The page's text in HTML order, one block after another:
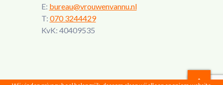
E: bureau@vrouwenvannu.nl
T: 070 3244429
KvK: 40409535